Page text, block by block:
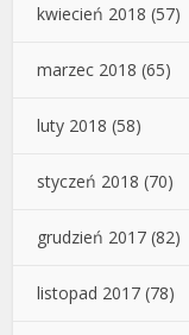
kwiecień 2018 (57)
marzec 2018 (65)
luty 2018 (58)
styczeń 2018 (70)
grudzień 2017 (82)
listopad 2017 (78)